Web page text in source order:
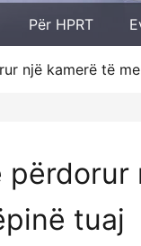
Për HPRT
një kamerë të
tuaj